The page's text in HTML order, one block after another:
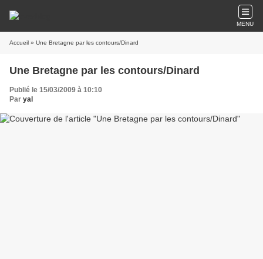
MENU
Accueil » Une Bretagne par les contours/Dinard
Une Bretagne par les contours/Dinard
Publié le 15/03/2009 à 10:10
Par yal